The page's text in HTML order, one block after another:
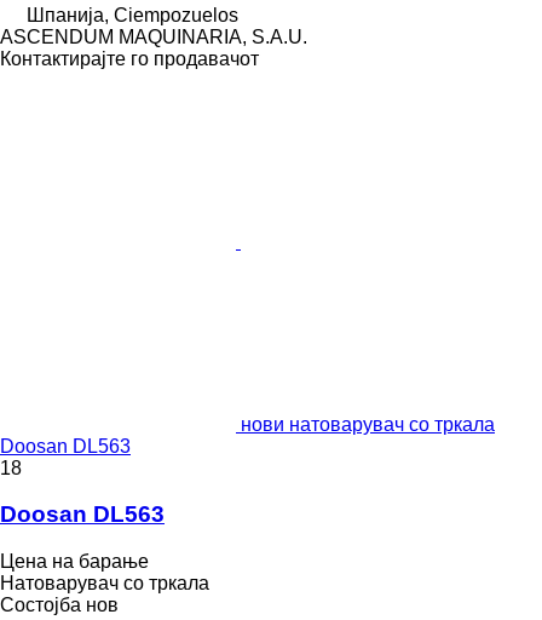
Шпанија, Ciempozuelos
ASCENDUM MAQUINARIA, S.A.U.
Контактирајте го продавачот
нови натоварувач со тркала
Doosan DL563
18
Doosan DL563
Цена на барање
Натоварувач со тркала
Состојба нов